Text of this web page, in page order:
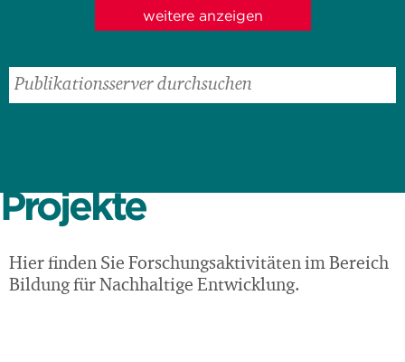
weitere anzeigen
Projekte
Hier finden Sie Forschungsaktivitäten im Bereich
Bildung für Nachhaltige Entwicklung.